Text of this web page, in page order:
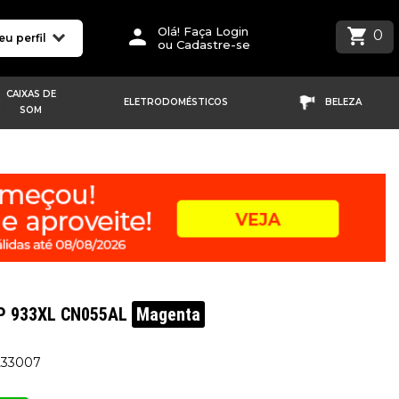
perfil
Olá! Faça Login
ou Cadastre-se
0
CAIXAS DE
SOM
ELETRODOMÉSTICOS BELEZA
933XL CN055AL Magenta